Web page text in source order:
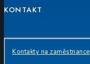
KONTAKT
Kontakty na zaměstnance